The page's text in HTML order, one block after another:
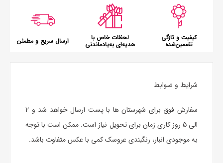
کیفیت و تازگی
تضمین‌شده
لحظات خاص با
هدیه‌ای به‌یادماندنی ارسال سریع و مطمئن
شرایط و ضوابط
سفارش فوق برای شهرستان ها با پست ارسال خواهد شد و 2
الی 5 روز کاری زمان برای تحویل نیاز است. ممکن است با توجه
به موجودی انبار، رنگبندی عروسک کمی با عکس متفاوت باشد.